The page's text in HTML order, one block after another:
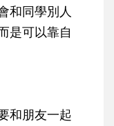
和同學別人
是可以靠自
朋友一起